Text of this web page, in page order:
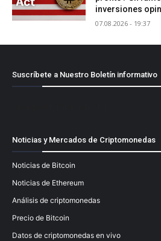
inversiones
07.08.2026 - 19:37
Suscríbete a Nuestro Boletín informativo
Noticias y Mercados de Criptomonedas
Noticias de Bitcoin
Noticias de Ethereum
Análisis de criptomonedas
Precio de Bitcoin
Datos de criptomonedas en vivo